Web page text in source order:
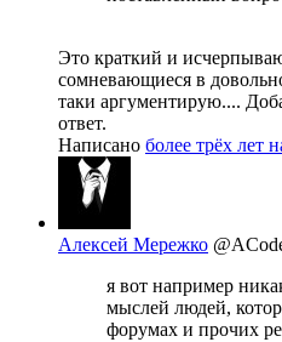
Это краткий и
сомневающиеся в
таки аргументирую....
ответ.
Написано более трёх лет
Алексей Мережко
я вот например
мыслей людей,
форумах и прочих